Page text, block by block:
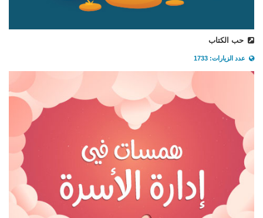
حب الكتاب
عدد الزيارات: 1733